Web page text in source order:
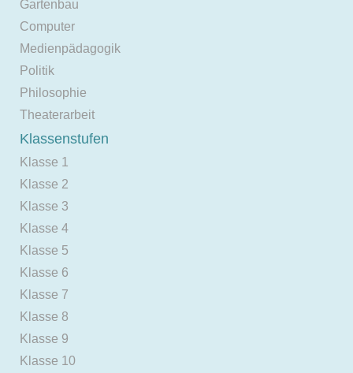
Gartenbau
Computer
Medienpädagogik
Politik
Philosophie
Theaterarbeit
Klassenstufen
Klasse 1
Klasse 2
Klasse 3
Klasse 4
Klasse 5
Klasse 6
Klasse 7
Klasse 8
Klasse 9
Klasse 10